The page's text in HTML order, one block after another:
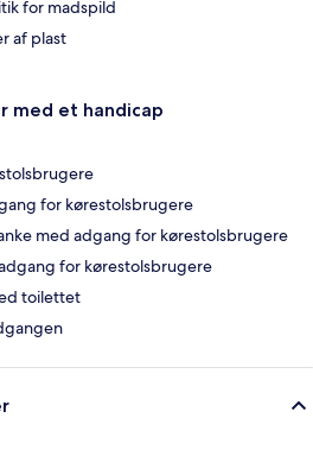
for madspild
af plast
med et handicap
for kørestolsbrugere
med adgang for kørestolsbrugere
for kørestolsbrugere
toilettet